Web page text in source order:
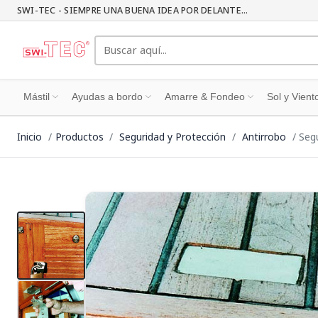
SWI-TEC - SIEMPRE UNA BUENA IDEA POR DELANTE...
Mástil Ayudas a bordo Amarre & Fondeo Sol y
Inicio Productos Seguridad y Protección Antirrobo